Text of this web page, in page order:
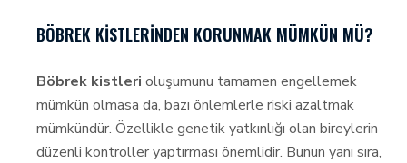
BÖBREK KISTLERINDEN KORUNMAK MÜMKÜN MÜ?
Böbrek kistleri oluşumunu tamamen engellemek
mümkün olmasa da, bazı önlemlerle riski azaltmak
mümkündür. Özellikle genetik yatkınlığı olan bireylerin
düzenli kontroller yaptırması önemlidir. Bunun yanı sıra,